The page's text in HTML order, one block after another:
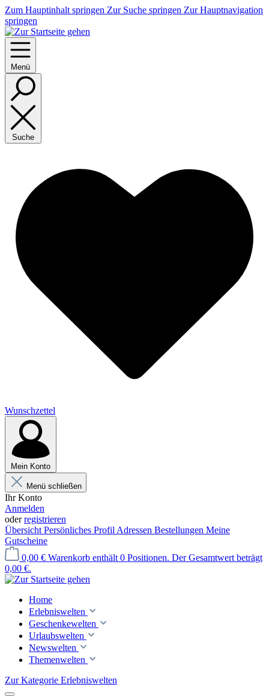
Zum Hauptinhalt springen Zur Suche springen Zur Hauptnavigation
springen
Menü
Suche
Wunschzettel
Mein Konto
Menü schließen
Ihr Konto
Anmelden
oderregistrieren
Übersicht Persönliches Profil Adressen Bestellungen Meine
Gutscheine
0,00 € Warenkorb enthält 0 Positionen. Der Gesamtwert beträgt
0,00 €.
Home
Erlebniswelten
Geschenkewelten
Urlaubswelten
Newswelten
Themenwelten
Zur Kategorie Erlebniswelten